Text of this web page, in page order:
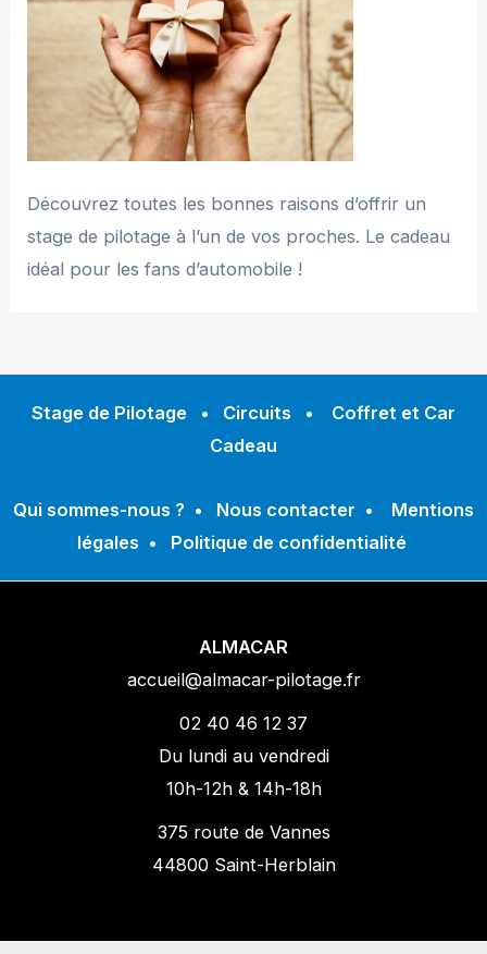
Découvrez toutes les bonnes raisons d’offrir un
stage de pilotage à l’un de vos proches. Le cadeau
idéal pour les fans d’automobile !
Stage de Pilotage • Circuits • Coffret et Car
Cadeau
Qui sommes-nous ? • Nous contacter • Mentions
légales • Politique de confidentialité
ALMACAR
accueil@almacar-pilotage.fr
02 40 46 12 37
Du lundi au vendredi
10h-12h & 14h-18h
375 route de Vannes
44800 Saint-Herblain